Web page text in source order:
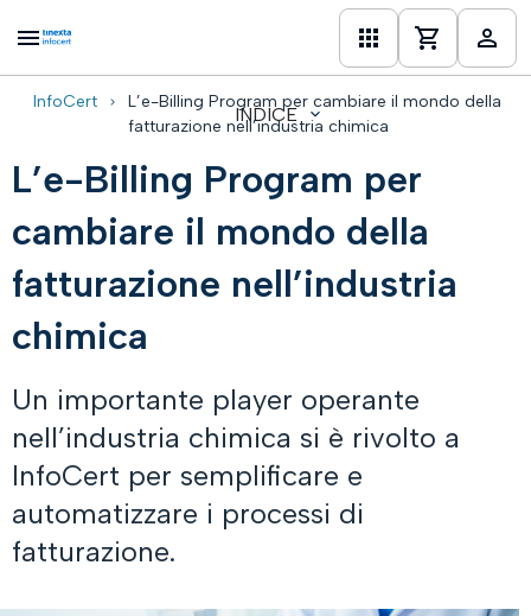
InfoCert
L’e-Billing Program per cambiare il mondo della
fatturazione nell’industria chimica
INDICE
L’e-Billing Program per
cambiare il mondo della
fatturazione nell’industria
chimica
Un importante player operante
nell’industria chimica si è rivolto a
InfoCert per semplificare e
automatizzare i processi di
fatturazione.